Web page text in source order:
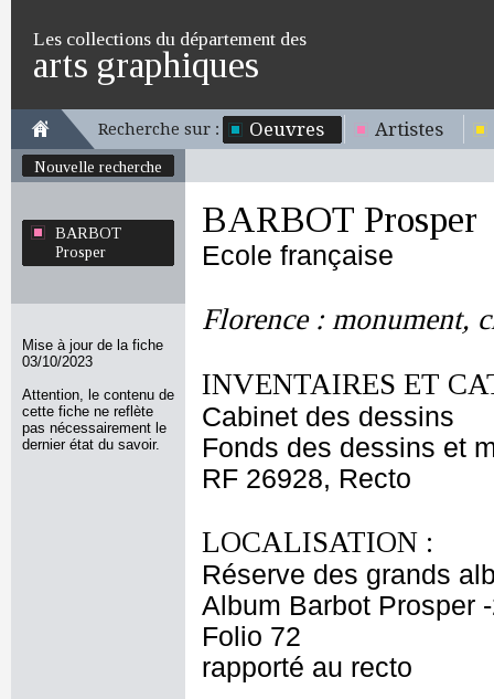
Les collections du département des
arts graphiques
Recherche sur : Oeuvres Artistes
Nouvelle recherche
BARBOT
Prosper
Mise à jour de la fiche
03/10/2023
Attention, le contenu de
cette fiche ne reflète
pas nécessairement le
dernier état du savoir.
BARBOT Prosper
Ecole française
Florence : monument,
INVENTAIRES ET
Cabinet des dessins
Fonds des dessins et
RF 26928, Recto
LOCALISATION :
Réserve des grands
Album Barbot Prosper
Folio 72
rapporté au recto